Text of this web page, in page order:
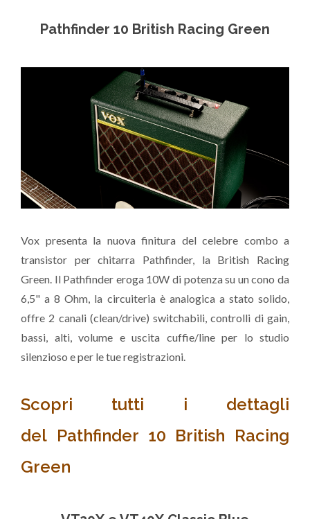
Pathfinder 10 British Racing Green
Vox presenta la nuova finitura del celebre combo a
transistor per chitarra Pathfinder, la British Racing
Green. Il Pathfinder eroga 10W di potenza su un cono da
6,5" a 8 Ohm, la circuiteria è analogica a stato solido,
offre 2 canali (clean/drive) switchabili, controlli di gain,
bassi, alti, volume e uscita cuffie/line per lo studio
silenzioso e per le tue registrazioni.
Scopri tutti i dettagli
del Pathfinder 10 British Racing
Green